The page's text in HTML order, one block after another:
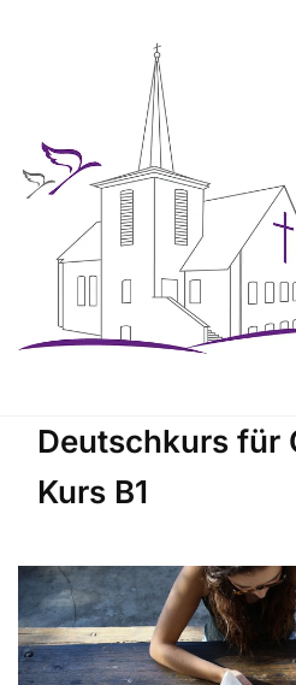
Deutschkurs für
Kurs B1